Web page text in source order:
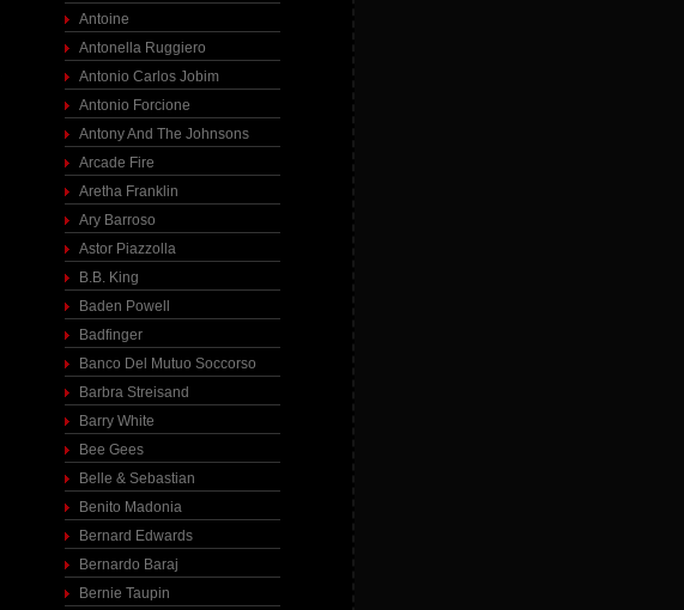
Antoine
Antonella Ruggiero
Antonio Carlos Jobim
Antonio Forcione
Antony And The Johnsons
Arcade Fire
Aretha Franklin
Ary Barroso
Astor Piazzolla
B.B. King
Baden Powell
Badfinger
Banco Del Mutuo Soccorso
Barbra Streisand
Barry White
Bee Gees
Belle & Sebastian
Benito Madonia
Bernard Edwards
Bernardo Baraj
Bernie Taupin